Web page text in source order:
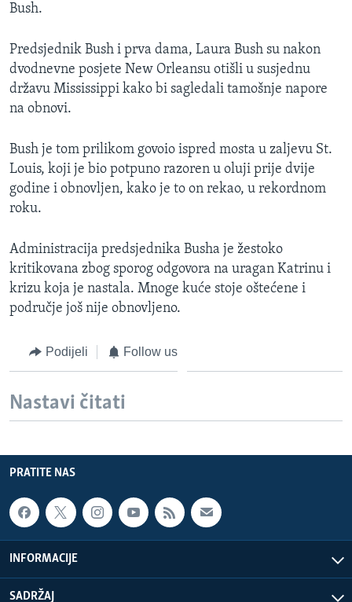
Jezici
Bush.
Predsjednik Bush i prva dama, Laura Bush su nakon
dvodnevne posjete New Orleansu otišli u susjednu
državu Mississippi kako bi sagledali tamošnje napore
na obnovi.
Bush je tom prilikom govoio ispred mosta u zaljevu St.
Louis, koji je bio potpuno razoren u oluji prije dvije
godine i obnovljen, kako je to on rekao, u rekordnom
roku.
Administracija predsjednika Busha je žestoko
kritikovana zbog sporog odgovora na uragan Katrinu i
krizu koja je nastala. Mnoge kuće stoje oštećene i
područje još nije obnovljeno.
Podijeli Follow us
Nastavi čitati
PRATITE NAS
INFORMACIJE
SADRŽAJ